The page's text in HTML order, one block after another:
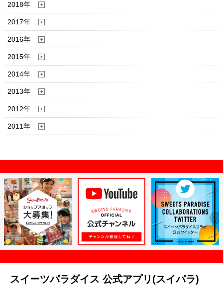
2018年
2017年
2016年
2015年
2014年
2013年
2012年
2011年
スイーツパラダイス 公式アプリ(スイパラ)